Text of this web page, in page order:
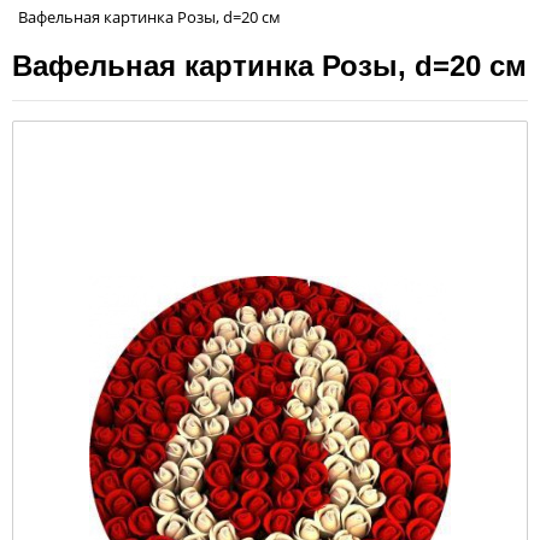
Вафельная картинка Розы, d=20 см
Вафельная картинка Розы, d=20 см